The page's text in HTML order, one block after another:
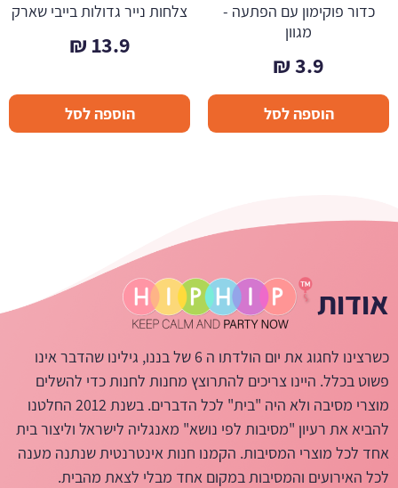
כדור פוקימון עם הפתעה -
מגוון
3.9
₪
הוספה לסל
צלחות נייר גדולות בייבי שארק
13.9
₪
הוספה לסל
אודות
כשרצינו לחגוג את יום הולדתו ה 6 של בננו, גילינו שהדבר אינו
פשוט בכלל. היינו צריכים להתרוצץ מחנות לחנות כדי להשלים
מוצרי מסיבה ולא היה "בית" לכל הדברים. בשנת 2012 החלטנו
להביא את רעיון "מסיבות לפי נושא" מאנגליה לישראל וליצור בית
אחד לכל מוצרי המסיבות. הקמנו חנות אינטרנטית שנתנה מענה
לכל האירועים והמסיבות במקום אחד מבלי לצאת מהבית.